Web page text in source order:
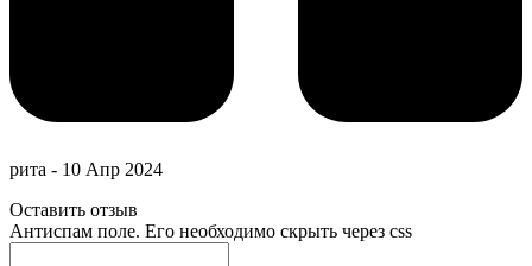
рита - 10 Апр 2024
Оставить отзыв
Антиспам поле. Его необходимо скрыть через css